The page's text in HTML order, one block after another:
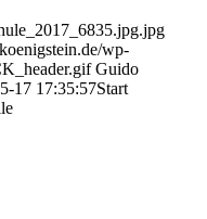
wp-
Guido
17 17:35:57Start